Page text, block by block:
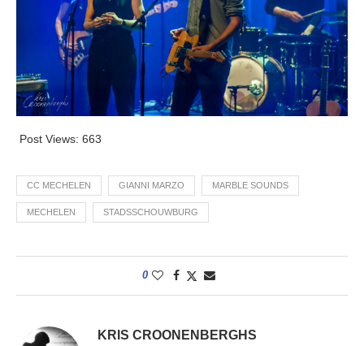
Post Views: 663
CC MECHELEN GIANNI MARZO MARBLE SOUNDS
MECHELEN STADSSCHOUWBURG
0
KRIS CROONENBERGHS